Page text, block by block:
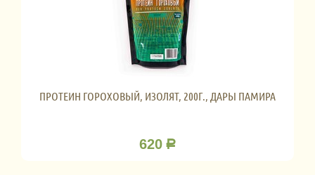
ПРОТЕИН ГОРОХОВЫЙ, ИЗОЛЯТ, 200Г., ДАРЫ ПАМИРА
620 Р